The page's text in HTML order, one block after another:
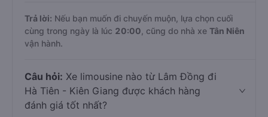
Trả lời: Nếu bạn muốn đi chuyến muộn, lựa chọn cuối
cùng trong ngày là lúc 20:00 , cũng do nhà xe Tân Niên
vận hành.
Câu hỏi: Xe limousine nào từ Lâm Đồng đi
Hà Tiên - Kiên Giang được khách hàng
đánh giá tốt nhất?